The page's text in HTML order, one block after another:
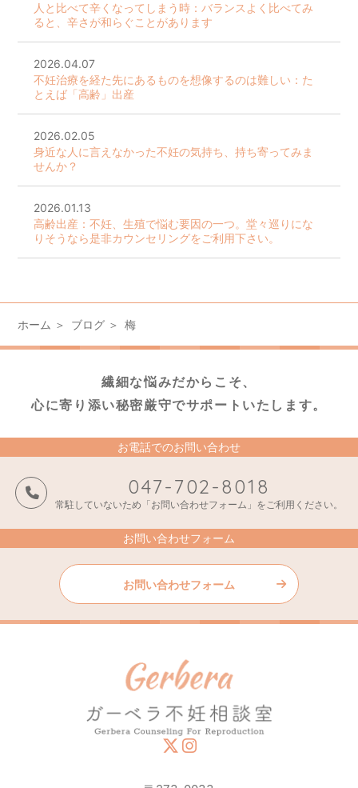
人と比べて辛くなってしまう時：バランスよく比べてみ
ると、辛さが和らぐことがあります
2026.04.07
不妊治療を経た先にあるものを想像するのは難しい：た
とえば「高齢」出産
2026.02.05
身近な人に言えなかった不妊の気持ち、持ち寄ってみま
せんか？
2026.01.13
高齢出産：不妊、生殖で悩む要因の一つ。堂々巡りにな
りそうなら是非カウンセリングをご利用下さい。
ホーム ブログ 梅
繊細な悩みだからこそ、
心に寄り添い秘密厳守でサポートいたします。
お電話でのお問い合わせ
047-702-8018
常駐していないため「お問い合わせフォーム」をご利用ください。
お問い合わせフォーム
お問い合わせフォーム